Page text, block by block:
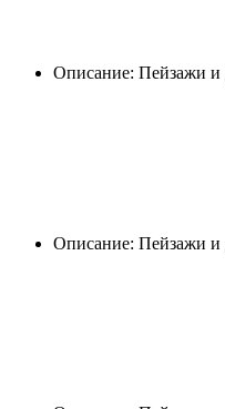
Описание: Пейзажи и
Описание: Пейзажи и